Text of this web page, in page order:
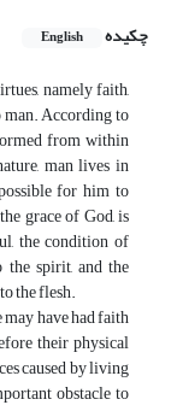
چکیده
English
namely faith,
man. According to
from within
man lives in
for him to
grace of God, is
the condition of
spirit, and the
the flesh.
have had faith
their physical
caused by living
obstacle to